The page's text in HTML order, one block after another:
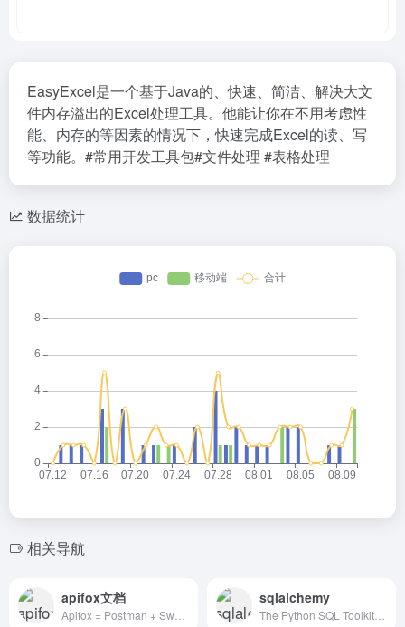
EasyExcel是一个基于Java的、快速、简洁、解决大文
件内存溢出的Excel处理工具。他能让你在不用考虑性
能、内存的等因素的情况下，快速完成Excel的读、写
等功能。#常用开发工具包#文件处理 #表格处理
数据统计
相关导航
apifox文档 sqlalchemy